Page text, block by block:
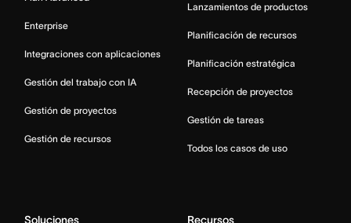
Enterprise
Integraciones con aplicaciones
Gestión del trabajo con IA
Gestión de proyectos
Gestión de recursos
Lanzamientos de productos
Planificación de recursos
Planificación estratégica
Recepción de proyectos
Gestión de tareas
Todos los casos de uso
Soluciones Recursos